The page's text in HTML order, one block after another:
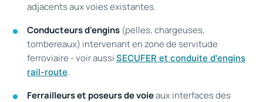
adjacents aux voies existantes.
Conducteurs d'engins (pelles, chargeuses,
tombereaux) intervenant en zone de servitude
ferroviaire - voir aussi SECUFER et conduite d'engins
rail-route.
Ferrailleurs et poseurs de voieaux interfaces des